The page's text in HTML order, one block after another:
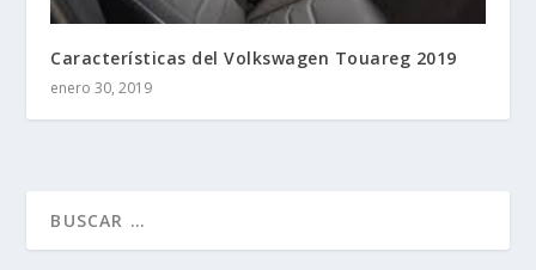
Características del Volkswagen Touareg 2019
enero 30, 2019